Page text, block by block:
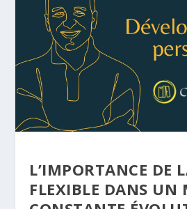
L’IMPORTANCE DE
FLEXIBLE DANS UN